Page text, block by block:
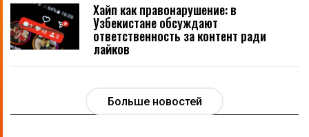
Хайп как правонарушение: в
Узбекистане обсуждают
ответственность за контент ради
лайков
Больше новостей